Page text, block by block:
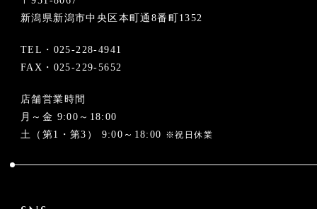
新潟県新潟市中央区本町通8番町1352
TEL・ 025-228-4941
FAX・025-229-5652
店舗営業時間
月～金 9:00～18:00
土（第1・第3） 9:00～18:00 ※祝日休業